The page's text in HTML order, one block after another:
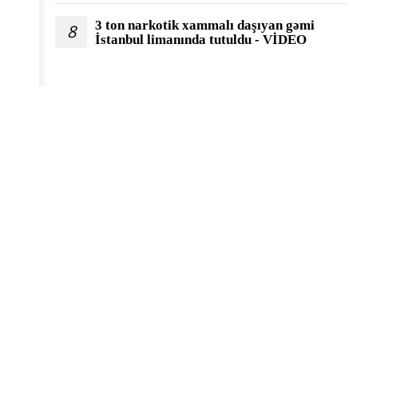
8
3 ton narkotik xammalı daşıyan gəmi
İstanbul limanında tutuldu - VİDEO